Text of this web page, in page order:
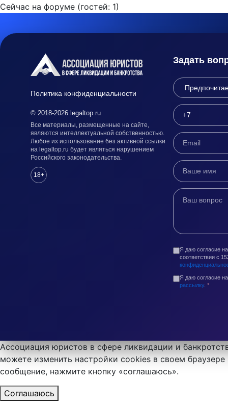
Сейчас на форуме (гостей: 1)
Политика конфиденциальности
© 2018-2026 legaltop.ru
Все материалы, размещенные на сайте,
являются интеллектуальной собственностью.
Любое их использование без активной ссылки
на legaltop.ru будет являться нарушением
Российского законодательства.
18+
Задать
Я даю согласие
соответствии с
Я даю согласие
рассылку. *
Ассоциация юристов в сфере ликвидации и
можете изменить настройки cookies в своем
сообщение, нажмите кнопку «соглашаюсь».
Соглашаюсь